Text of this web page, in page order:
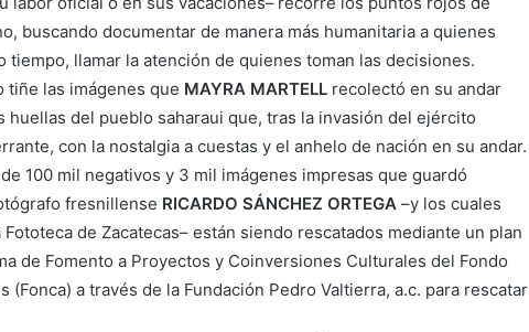
buscando documentar de manera más humanitaria a quienes
tiempo, llamar la atención de quienes toman las decisiones.
tiñe las imágenes que MAYRA MARTELL recolectó en su andar
huellas del pueblo saharaui que, tras la invasión del ejército
con la nostalgia a cuestas y el anhelo de nación en su andar.
de 100 mil negativos y 3 mil imágenes impresas que guardó
fresnillense RICARDO SÁNCHEZ ORTEGA –y los cuales
de Zacatecas– están siendo rescatados mediante un plan
de Fomento a Proyectos y Coinversiones Culturales del Fondo
(Fonca) a través de la Fundación Pedro Valtierra, a.c. para rescatar